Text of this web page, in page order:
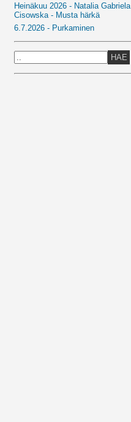
Heinäkuu 2026 - Natalia Gabriela
Cisowska - Musta härkä
6.7.2026 - Purkaminen
HAE